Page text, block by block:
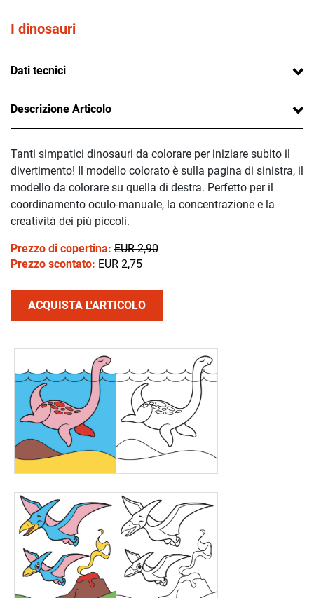
I dinosauri
Dati tecnici
Descrizione Articolo
Tanti simpatici dinosauri da colorare per iniziare subito il
divertimento! Il modello colorato è sulla pagina di sinistra, il
modello da colorare su quella di destra. Perfetto per il
coordinamento oculo-manuale, la concentrazione e la
creatività dei più piccoli.
Prezzo di copertina: EUR 2,90
Prezzo scontato: EUR 2,75
ACQUISTA L'ARTICOLO